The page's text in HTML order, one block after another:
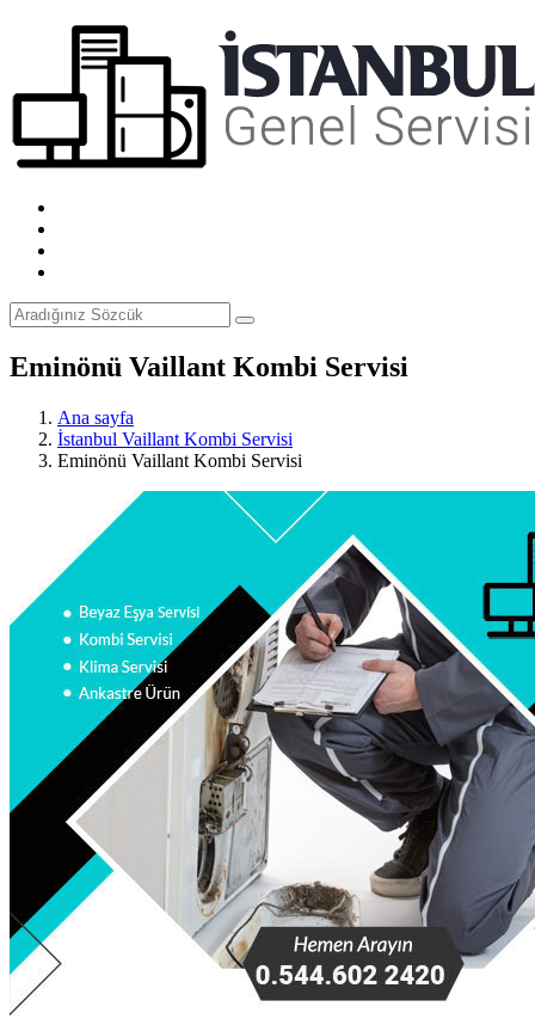
Eminönü Vaillant Kombi Servisi
Ana sayfa
İstanbul Vaillant Kombi Servisi
Eminönü Vaillant Kombi Servisi